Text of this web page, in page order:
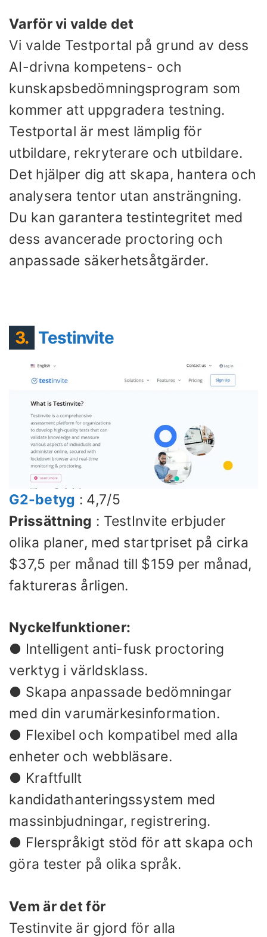
Varför vi valde det
Vi valde Testportal på grund av dess
AI-drivna kompetens- och
kunskapsbedömningsprogram som
kommer att uppgradera testning.
Testportal är mest lämplig för
utbildare, rekryterare och utbildare.
Det hjälper dig att skapa, hantera och
analysera tentor utan ansträngning.
Du kan garantera testintegritet med
dess avancerade proctoring och
anpassade säkerhetsåtgärder.
3. Testinvite
G2-betyg : 4,7/5
Prissättning : TestInvite erbjuder
olika planer, med startpriset på cirka
$37,5 per månad till $159 per månad,
faktureras årligen.
Nyckelfunktioner:
● Intelligent anti-fusk proctoring
verktyg i världsklass.
● Skapa anpassade bedömningar
med din varumärkesinformation.
● Flexibel och kompatibel med alla
enheter och webbläsare.
● Kraftfullt
kandidathanteringssystem med
massinbjudningar, registrering.
● Flerspråkigt stöd för att skapa och
göra tester på olika språk.
Vem är det för
Testinvite är gjord för alla